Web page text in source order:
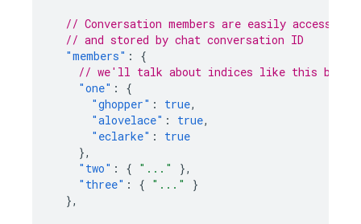
// Conversation members are easily accessible
// and stored by chat conversation ID
"members" :
{
// we'll talk about indices like this below
"one" :
{
"ghopper" : true,
"alovelace" : true,
"eclarke" :
true
},
"two" : { "..."
},
"three" : { "..."
}
},